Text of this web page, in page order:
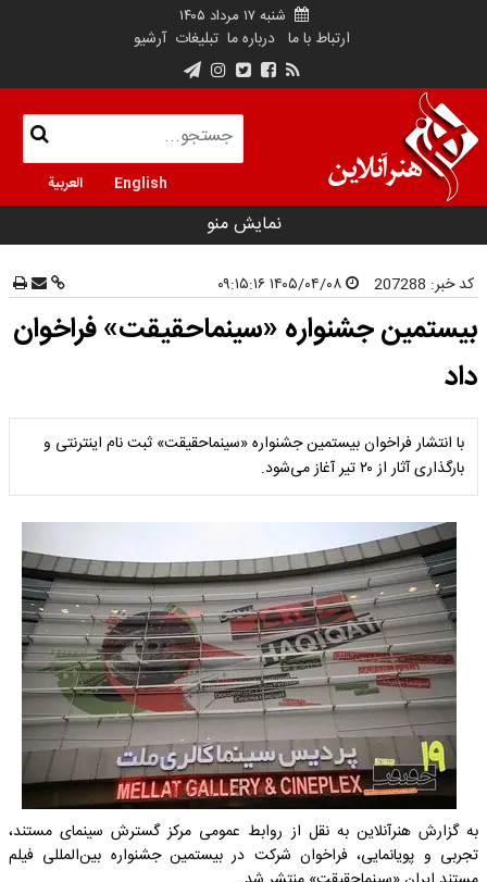
شنبه ۱۷ مرداد ۱۴۰۵
ارتباط با ما درباره ما تبلیغات آرشیو
English العربية
نمایش منو
کد خبر: 207288
بیستمین جشنواره «سینماحقیقت» فراخوان
داد
با انتشار فراخوان بیستمین جشنواره «سینماحقیقت» ثبت نام اینترنتی و
بارگذاری آثار از ۲۰ تیر آغاز می‌شود.
به گزارش هنرآنلاین به نقل از روابط عمومی مرکز گسترش سینمای مستند،
تجربی و پویانمایی، فراخوان شرکت در بیستمین جشنواره بین‌المللی فیلم